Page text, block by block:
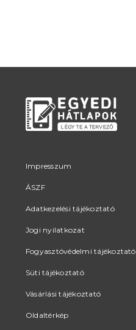
Impresszum
ÁSZF
Adatkezelési tájékoztató
Jogi nyilatkozat
Fogyasztóvédelmi tájékoztató
Süti tájékoztató
Vásárlási tájékoztató
Oldaltérkép